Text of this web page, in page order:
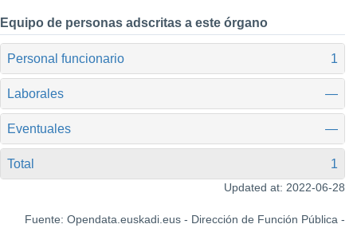
Equipo de personas adscritas a este órgano
Personal funcionario 1
Laborales —
Eventuales —
Total 1
Updated at: 2022-06-28
Fuente: Opendata.euskadi.eus - Dirección de Función Pública -